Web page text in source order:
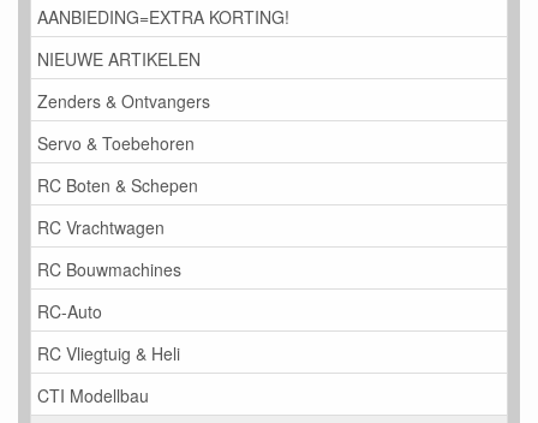
AANBIEDING=EXTRA KORTING!
NIEUWE ARTIKELEN
Zenders & Ontvangers
Servo & Toebehoren
RC Boten & Schepen
RC Vrachtwagen
RC Bouwmachines
RC-Auto
RC Vliegtuig & Heli
CTI Modellbau